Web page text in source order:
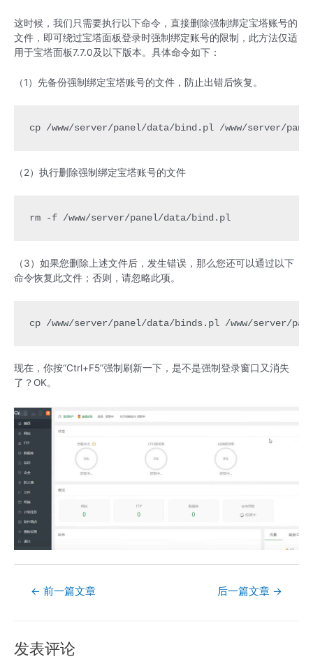
这时候，我们只需要执行以下命令，直接删除强制绑定宝塔账号的
文件，即可绕过宝塔面板登录时强制绑定账号的限制，此方法仅适
用于宝塔面板7.7.0及以下版本。具体命令如下：
（1）先备份强制绑定宝塔账号的文件，防止出错后恢复。
cp /www/server/panel/data/bind.pl /www/server/
（2）执行删除强制绑定宝塔账号的文件
rm -f /www/server/panel/data/bind.pl
（3）如果您删除上述文件后，发生错误，那么您还可以通过以下
命令恢复此文件；否则，请忽略此项。
cp /www/server/panel/data/binds.pl /www/server/
现在，你按“Ctrl+F5”强制刷新一下，是不是强制登录窗口又消失
了？OK。
← 前一篇文章 后一篇文章 →
发表评论